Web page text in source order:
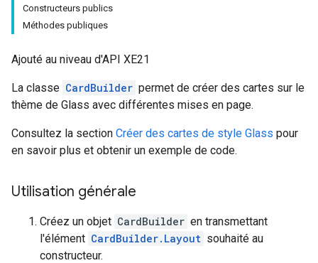
Constructeurs publics
Méthodes publiques
Ajouté au niveau d'API XE21
La classe CardBuilder permet de créer des cartes sur le
thème de Glass avec différentes mises en page.
Consultez la section Créer des cartes de style Glass pour
en savoir plus et obtenir un exemple de code.
Utilisation générale
Créez un objet CardBuilder en transmettant
l'élément CardBuilder.Layout souhaité au
constructeur.